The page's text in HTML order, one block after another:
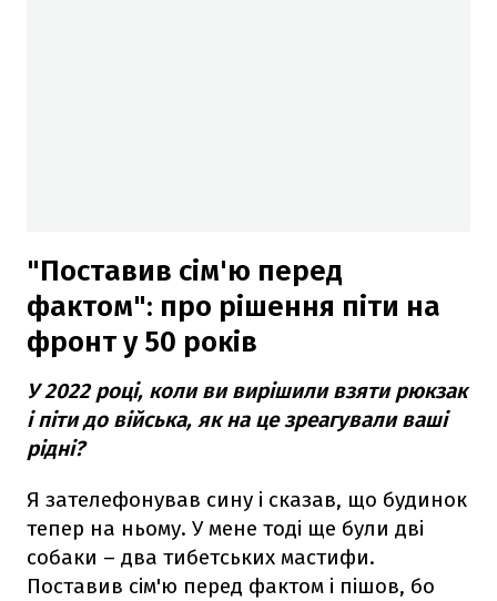
"Поставив сім'ю перед
фактом": про рішення піти на
фронт у 50 років
У 2022 році, коли ви вирішили взяти рюкзак
і піти до війська, як на це зреагували ваші
рідні?
Я зателефонував сину і сказав, що будинок
тепер на ньому. У мене тоді ще були дві
собаки – два тибетських мастифи.
Поставив сім'ю перед фактом і пішов, бо